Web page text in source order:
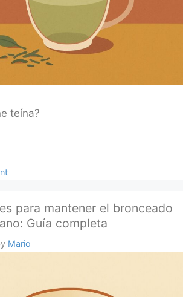
teína?
para mantener el bronceado
Guía completa
Mario